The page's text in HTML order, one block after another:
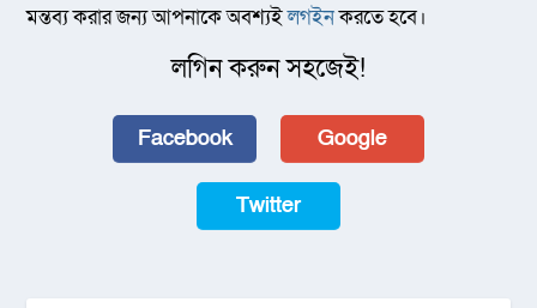
মন্তব্য করার জন্য আপনাকে অবশ্যইলগইনকরতে হবে।
লগিন করুন সহজেই!
Facebook Google
Twitter